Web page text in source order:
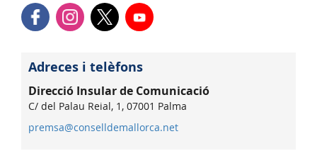
Adreces i telèfons
Direcció Insular de Comunicació
C/ del Palau Reial, 1, 07001 Palma
premsa@conselldemallorca.net